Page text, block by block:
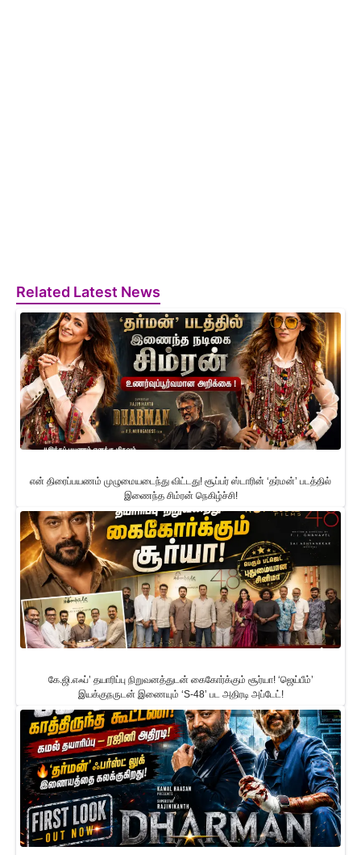
Related Latest News
என் திரைப்பயணம் முழுமையடைந்து விட்டது! சூப்பர் ஸ்டாரின் ‘தர்மன்’ படத்தில்
இணைந்த சிம்ரன் நெகிழ்ச்சி!
கே.ஜி.எஃப்’ தயாரிப்பு நிறுவனத்துடன் கைகோர்க்கும் சூர்யா! ‘ஜெய்பீம்’
இயக்குநருடன் இணையும் ‘S-48’ பட அதிரடி அப்டேட்!